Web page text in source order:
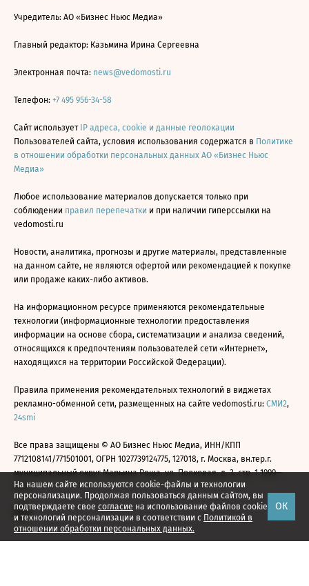
На нашем сайте используются cookie-файлы и технологии
персонализации. Продолжая пользоваться данным сайтом, вы
подтверждаете свое согласие на использование файлов cookie
и технологий персонализации в соответствии с Политикой в
отношении обработки персональных данных.
ОК
Учредитель: АО «Бизнес Ньюс Медиа»
Главный редактор: Казьмина Ирина Сергеевна
Электронная почта: news@vedomosti.ru
Телефон: +7 495 956-34-58
Сайт использует IP адреса, cookie и данные геолокации
Пользователей сайта, условия использования содержатся в Политике
в отношении обработки персональных данных АО «Бизнес Ньюс
Медиа»
Любое использование материалов допускается только при
соблюдении правил перепечатки и при наличии гиперссылки на
vedomosti.ru
Новости, аналитика, прогнозы и другие материалы, представленные
на данном сайте, не являются офертой или рекомендацией к покупке
или продаже каких-либо активов.
На информационном ресурсе применяются рекомендательные
технологии (информационные технологии предоставления
информации на основе сбора, систематизации и анализа сведений,
относящихся к предпочтениям пользователей сети «Интернет»,
находящихся на территории Российской Федерации).
Правила применения рекомендательных технологий в виджетах
рекламно-обменной сети, размещенных на сайте vedomosti.ru: СМИ2,
24smi
Все права защищены © АО Бизнес Ньюс Медиа, ИНН/КПП
7712108141/771501001, ОГРН 1027739124775, 127018, г. Москва, вн.тер.г.
муниципальный округ Марьина Роща, ул. Полковая, д. 3, стр. 1 1999—
2026